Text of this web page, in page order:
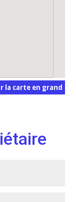
la carte en grand